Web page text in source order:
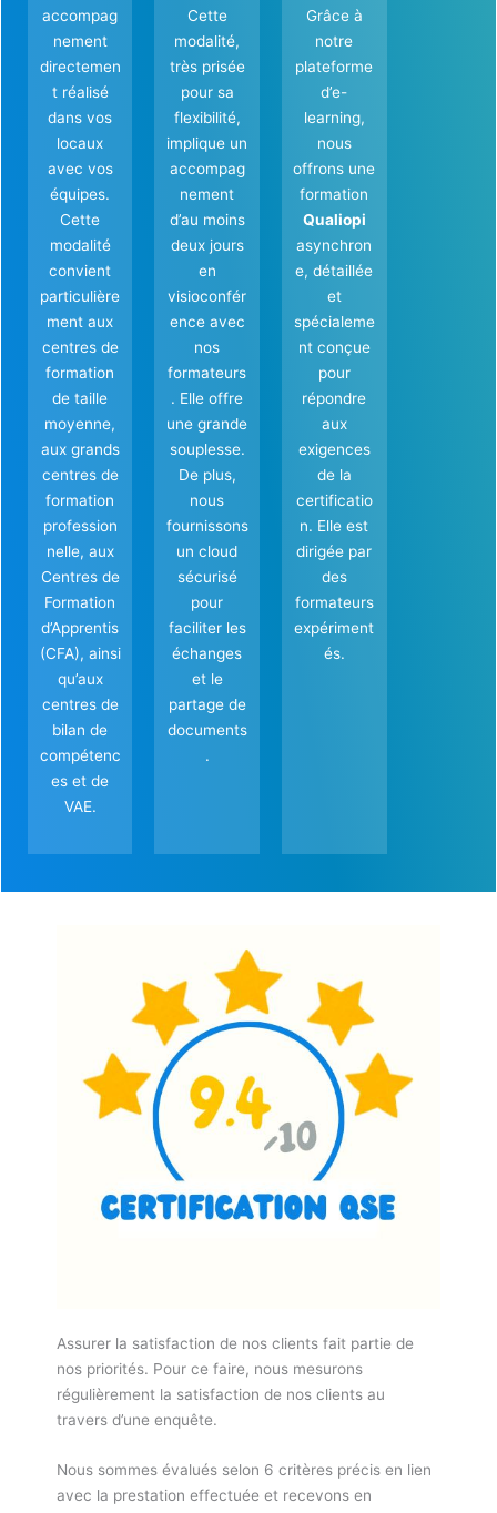
accompag
nement
directemen
t réalisé
dans vos
locaux
avec vos
équipes.
Cette
modalité
convient
particulière
ment aux
centres de
formation
de taille
moyenne,
aux grands
centres de
formation
profession
nelle, aux
Centres de
Formation
d’Apprentis
(CFA), ainsi
qu’aux
centres de
bilan de
compétenc
es et de
VAE.
Cette
modalité,
très prisée
pour sa
flexibilité,
implique un
accompag
nement
d’au moins
deux jours
en
visioconfér
ence avec
nos
formateurs
. Elle offre
une grande
souplesse.
De plus,
nous
fournissons
un cloud
sécurisé
pour
faciliter les
échanges
et le
partage de
documents
.
Grâce à
notre
plateforme
d’e-
learning,
nous
offrons une
formation
Qualiopi
asynchron
e, détaillée
et
spécialeme
nt conçue
pour
répondre
aux
exigences
de la
certificatio
n. Elle est
dirigée par
des
formateurs
expériment
és.
Assurer la satisfaction de nos clients fait partie de
nos priorités. Pour ce faire, nous mesurons
régulièrement la satisfaction de nos clients au
travers d’une enquête.
Nous sommes évalués selon 6 critères précis en lien
avec la prestation effectuée et recevons en